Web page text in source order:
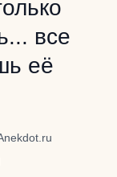
все
её